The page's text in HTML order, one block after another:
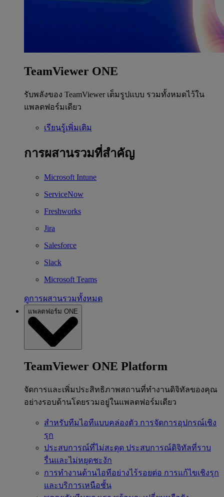
TeamViewer ONE
รับพลังของ TeamViewer เต็มรูปแบบ รวมทั้งหมดไว้ใน
แพลตฟอร์มเดียว
เรียนรู้เพิ่มเติม
การผสานรวมที่สำคัญ
Microsoft Intune
ServiceNow
Freshworks
Jira
Salesforce
Slack
Microsoft Teams
ดูการผสานรวมทั้งหมด
แพลตฟอร์ม ONE
TeamViewer ONE Platform
จัดการและเพิ่มประสิทธิภาพสถานที่ทำงานดิจิทัลของคุณ
อย่างรอบด้านโดยรวมอยู่ในแพลตฟอร์มเดียว
สำหรับทีมไอทีแบบคล่องตัว การจัดการอุปกรณ์เชิง
รุก
ประสบการณ์ที่ไม่สะดุด ประสบการณ์ดิจิทัลที่ราบ
รื่นและไม่หยุดชะงัก
การทำงานด้านไอทีอย่างไร้รอยต่อ การแก้ไขเชิงรุก
และบริการเหนือชั้น